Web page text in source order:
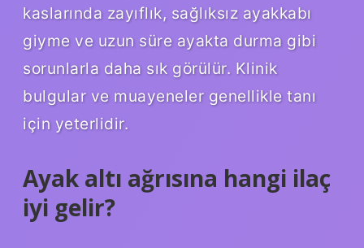
kaslarında zayıflık, sağlıksız ayakkabı
giyme ve uzun süre ayakta durma gibi
sorunlarla daha sık görülür. Klinik
bulgular ve muayeneler genellikle tanı
için yeterlidir.
Ayak altı ağrısına hangi ilaç
iyi gelir?